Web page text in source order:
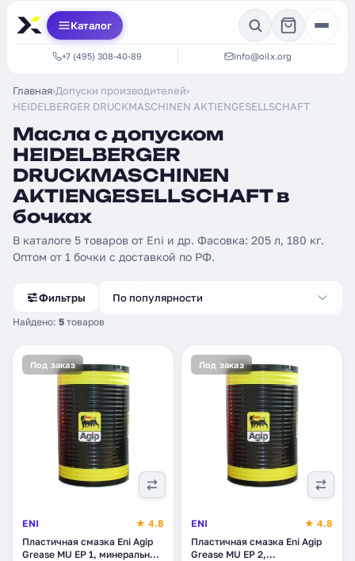
Каталог
+7 (495) 308-40-89 info@oilx.org
Главная›Допуски производителей›
HEIDELBERGER DRUCKMASCHINEN AKTIENGESELLSCHAFT
Масла с допуском
HEIDELBERGER
DRUCKMASCHINEN
AKTIENGESELLSCHAFT в
бочках
В каталоге 5 товаров от Eni и др. Фасовка: 205 л, 180 кг.
Оптом от 1 бочки с доставкой по РФ.
Фильтры
Найдено: 5 товаров
По популярности
Под заказ
ENI
★ 4.8
Пластичная смазка Eni Agip
Grease MU EP 1, минеральное,
Под заказ
ENI
★ 4.8
Пластичная смазка Eni Agip
Grease MU EP 2,